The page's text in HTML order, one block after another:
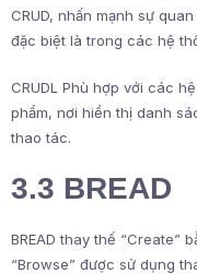
CRUD, nhấn mạnh sự
đặc biệt là trong các hệ
CRUDL Phù hợp với các
phẩm, nơi hiển thị danh
thao tác.
3.3 BREAD
BREAD thay thế “Create”
“Browse” được sử dụng